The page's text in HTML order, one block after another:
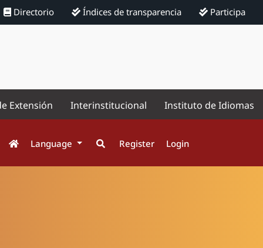
Directorio Índices de transparencia Participa
Extensión Interinstitucional Instituto de Idiomas
Language Register Login